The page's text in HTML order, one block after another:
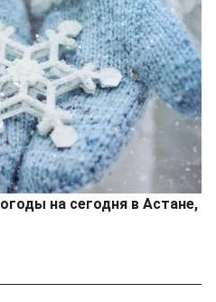
на сегодня в Астане,